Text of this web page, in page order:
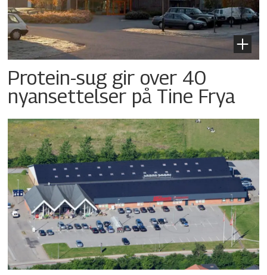
Protein-sug gir over 40
nyansettelser på Tine Frya